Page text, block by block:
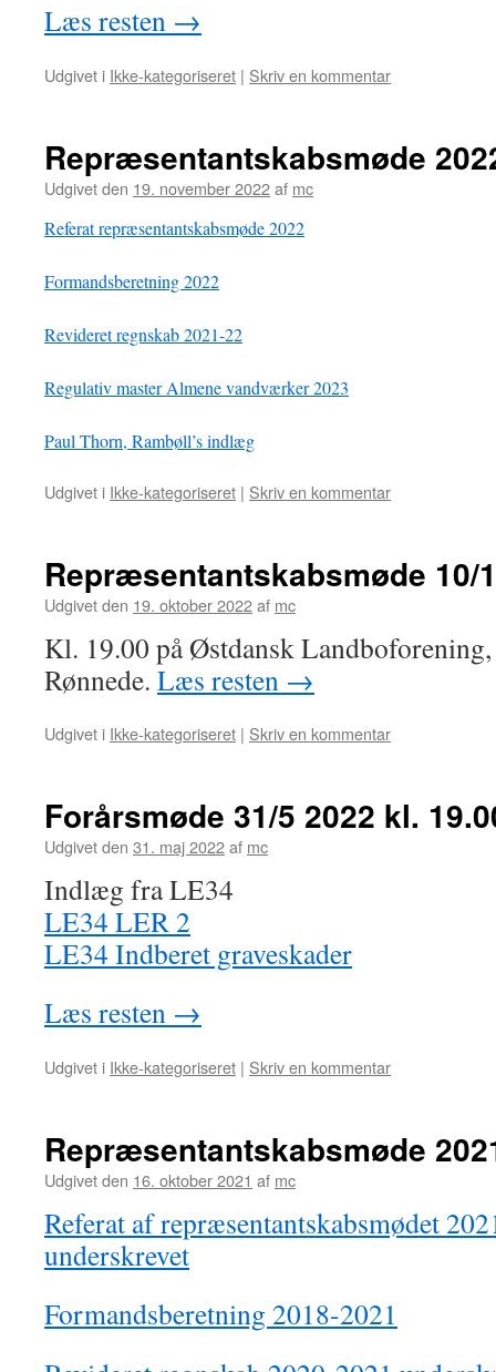
Læs resten →
Udgivet i Ikke-kategoriseret | Skriv en kommentar
Repræsentantskabsmøde
Udgivet den 19. november 2022af mc
Referat repræsentantskabsmøde 2022
Formandsberetning 2022
Revideret regnskab 2021-22
Regulativ master Almene vandværker 2023
Paul Thorn, Rambøll’s indlæg
Udgivet i Ikke-kategoriseret | Skriv en kommentar
Repræsentantskabsmøde 10/
Udgivet den 19. oktober 2022af mc
Kl. 19.00 på Østdansk
Rønnede. Læs resten →
Udgivet i Ikke-kategoriseret | Skriv en kommentar
Forårsmøde 31/5 2022 kl.
Udgivet den 31. maj 2022af mc
Indlæg fra LE34
LE34 LER 2
LE34 Indberet graveskader
Læs resten →
Udgivet i Ikke-kategoriseret | Skriv en kommentar
Repræsentantskabsmøde
Udgivet den 16. oktober 2021 af mc
Referat af repræsentantskabsmødet
underskrevet
Formandsberetning 2018-2021